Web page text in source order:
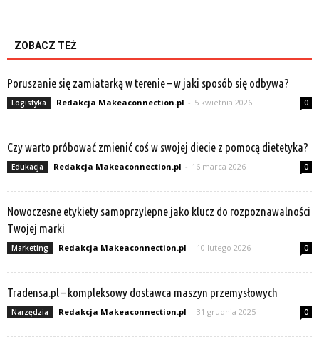
ZOBACZ TEŻ
Poruszanie się zamiatarką w terenie – w jaki sposób się odbywa?
Logistyka Redakcja Makeaconnection.pl - 5 kwietnia 2026 0
Czy warto próbować zmienić coś w swojej diecie z pomocą dietetyka?
Edukacja Redakcja Makeaconnection.pl - 16 marca 2026 0
Nowoczesne etykiety samoprzylepne jako klucz do rozpoznawalności
Twojej marki
Marketing Redakcja Makeaconnection.pl - 10 lutego 2026 0
Tradensa.pl – kompleksowy dostawca maszyn przemysłowych
Narzędzia Redakcja Makeaconnection.pl - 31 grudnia 2025 0